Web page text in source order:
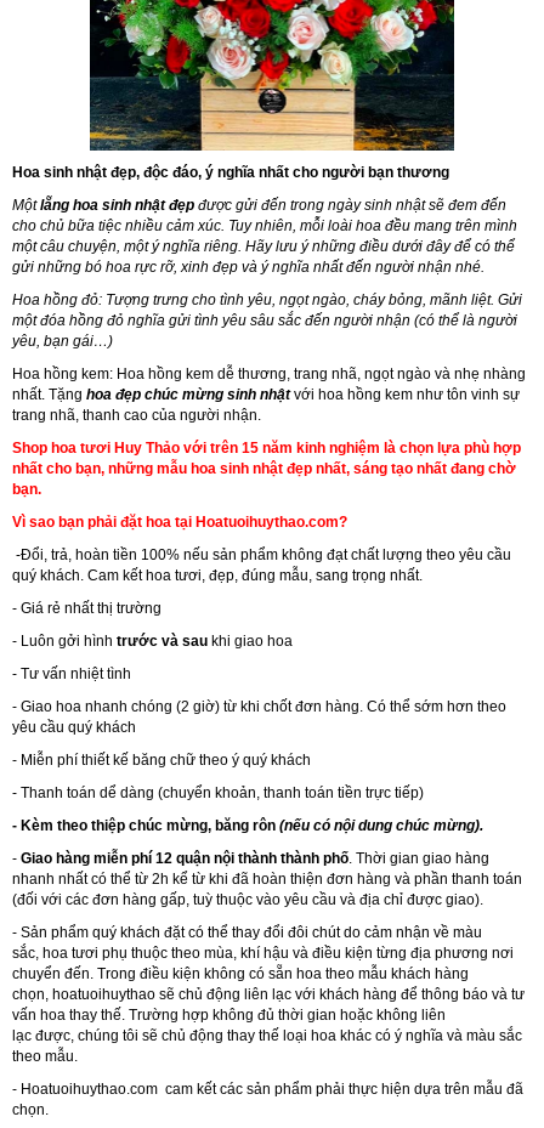
Hoa sinh nhật đẹp, độc đáo, ý nghĩa nhất cho người bạn thương
Mộtlẵng hoa sinh nhật đẹp được gửi đến trong ngày sinh nhật sẽ đem đến
cho chủ bữa tiệc nhiều cảm xúc. Tuy nhiên, mỗi loài hoa đều mang trên mình
một câu chuyện, một ý nghĩa riêng. Hãy lưu ý những điều dưới đây để có thể
gửi những bó hoa rực rỡ, xinh đẹp và ý nghĩa nhất đến người nhận nhé.
Hoa hồng đỏ: Tượng trưng cho tình yêu, ngọt ngào, cháy bỏng, mãnh liệt. Gửi
một đóa hồng đỏ nghĩa gửi tình yêu sâu sắc đến người nhận (có thể là người
yêu, bạn gái…)
Hoa hồng kem: Hoa hồng kem dễ thương, trang nhã, ngọt ngào và nhẹ nhàng
nhất. Tặng hoa đẹp chúc mừng sinh nhậtvới hoa hồng kem như tôn vinh sự
trang nhã, thanh cao của người nhận.
Shop hoa tươi Huy Thảo với trên 15 năm kinh nghiệm là chọn lựa phù hợp
nhất cho bạn, những mẫu hoa sinh nhật đẹp nhất, sáng tạo nhất đang chờ
bạn.
Vì sao bạn phải đặt hoa tại Hoatuoihuythao.com?
-Đổi, trả, hoàn tiền 100% nếu sản phẩm không đạt chất lượng theo yêu cầu
quý khách. Cam kết hoa tươi, đẹp, đúng mẫu, sang trọng nhất.
- Giá rẻ nhất thị trường
- Luôn gởi hình trước và sau khi giao hoa
- Tư vấn nhiệt tình
- Giao hoa nhanh chóng (2 giờ) từ khi chốt đơn hàng. Có thể sớm hơn theo
yêu cầu quý khách
- Miễn phí thiết kế băng chữ theo ý quý khách
- Thanh toán dể dàng (chuyển khoản, thanh toán tiền trực tiếp)
- Kèm theo thiệp chúc mừng, băng rôn (nếu có nội dung chúc mừng).
- Giao hàng miễn phí 12 quận nội thành thành phố . Thời gian giao hàng
nhanh nhất có thể từ 2h kể từ khi đã hoàn thiện đơn hàng và phần thanh toán
(đối với các đơn hàng gấp, tuỳ thuộc vào yêu cầu và địa chỉ được giao).
- Sản phẩm quý khách đặt có thể thay đổi đôi chút do cảm nhận về màu
sắc, hoa tươi phụ thuộc theo mùa, khí hậu và điều kiện từng địa phương nơi
chuyển đến. Trong điều kiện không có sẵn hoa theo mẫu khách hàng
chọn, hoatuoihuythao sẽ chủ động liên lạc với khách hàng để thông báo và tư
vấn hoa thay thế. Trường hợp không đủ thời gian hoặc không liên
lạc được, chúng tôi sẽ chủ động thay thế loại hoa khác có ý nghĩa và màu sắc
theo mẫu.
- Hoatuoihuythao.com cam kết các sản phẩm phải thực hiện dựa trên mẫu đã
chọn.